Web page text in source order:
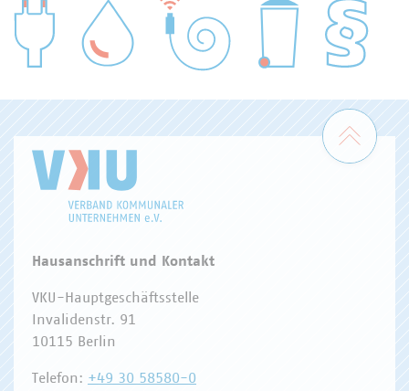
WASSER/ABWASSER
Zum
Hausanschrift und Kontakt
VKU-Hauptgeschäftsstelle
Invalidenstr. 91
10115 Berlin
Telefon: +49 30 58580-0